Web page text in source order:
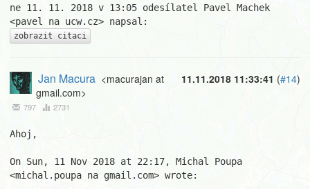
ne 11. 11. 2018 v 13:05 odesílatel Pavel Machek
zobrazit citaci
11.11.2018 11:33:41 (#14)
Jan Macura <macurajan at
gmail.com>
797 2731
Ahoj,
On Sun, 11 Nov 2018 at 22:17, Michal Poupa
<michal.poupa na gmail.com> wrote: